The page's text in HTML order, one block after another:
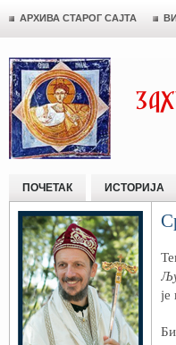
АРХИВА СТАРОГ САЈТА
ПОЧЕТАК ИСТОРИЈА